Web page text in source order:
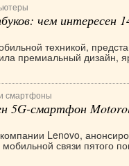
чем интересен
техникой,
премиальный дизайн,
смартфоны
5G-смартфон
Lenovo,
связи пятого